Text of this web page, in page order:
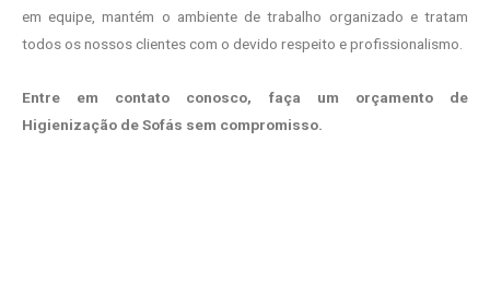
em equipe, mantém o ambiente de trabalho organizado e tratam
todos os nossos clientes com o devido respeito e profissionalismo.
Entre em contato conosco, faça um orçamento de
Higienização de Sofás sem compromisso.